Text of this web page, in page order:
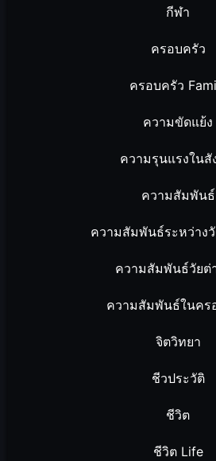
กีฬา
ครอบครัว
ครอบครัว
ความขัดแย้ง
ความรุนแรงในสั
ความสัมพันธ์
ความสัมพันธ์ระหว่าง
ความสัมพันธ์วัยต่
ความสัมพันธ์ในคร
จิตวิทยา
ชีวประวัติ
ชีวิต
ชีวิต Life